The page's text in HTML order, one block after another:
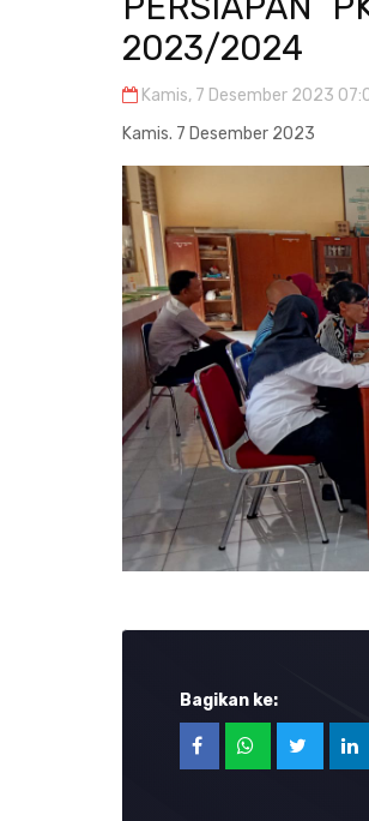
2023/2024
Kamis, 7 Desember 2023
Kamis. 7 Desember 2023
Bagikan ke: